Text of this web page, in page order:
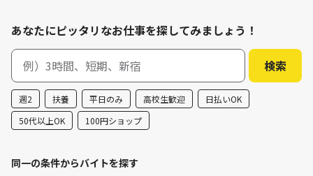
あなたにピッタリなお仕事を探してみましょう！
週2 扶養 平日のみ 高校生歓迎
日払いOK
50代以上OK
100円ショップ
同一の条件からバイトを探す